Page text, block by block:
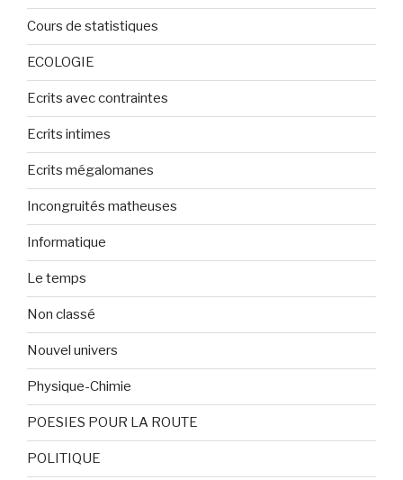
Cours de statistiques
ECOLOGIE
Ecrits avec contraintes
Ecrits intimes
Ecrits mégalomanes
Incongruités matheuses
Informatique
Le temps
Non classé
Nouvel univers
Physique-Chimie
POESIES POUR LA ROUTE
POLITIQUE